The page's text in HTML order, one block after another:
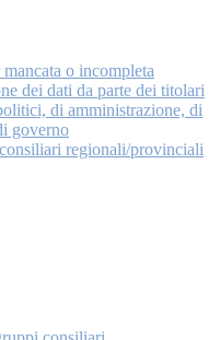
o incompleta
dei dati da parte dei titolari
di amministrazione, di
governo
regionali/provinciali